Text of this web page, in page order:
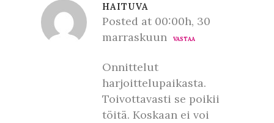
HAITUVA
Posted at 00:00h, 30
marraskuun
VASTAA
Onnittelut
harjoittelupaikasta.
Toivottavasti se poikii
töitä. Koskaan ei voi